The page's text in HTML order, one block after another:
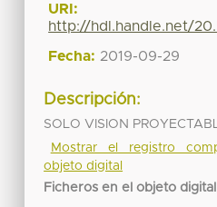
URI:
http://hdl.handle.net/
Fecha: 2019-09-29
Descripción:
SOLO VISION
Mostrar el registro
objeto digital
Ficheros en el objeto digital